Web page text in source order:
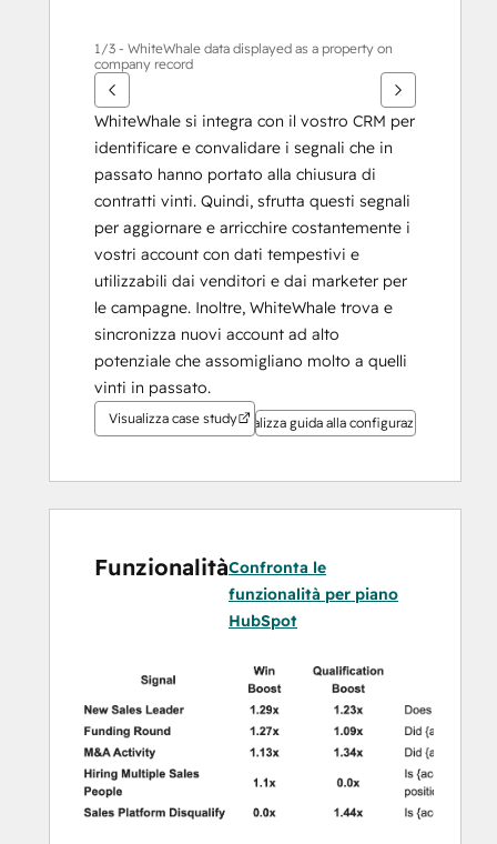
1/3 - WhiteWhale data displayed as a property on
company record
WhiteWhale si integra con il vostro CRM per
identificare e convalidare i segnali che in
passato hanno portato alla chiusura di
contratti vinti. Quindi, sfrutta questi segnali
per aggiornare e arricchire costantemente i
vostri account con dati tempestivi e
utilizzabili dai venditori e dai marketer per
le campagne. Inoltre, WhiteWhale trova e
sincronizza nuovi account ad alto
potenziale che assomigliano molto a quelli
vinti in passato.
Visualizza case studyVisualizza guida alla configurazione
FunzionalitàConfronta le
funzionalità per piano
HubSpot